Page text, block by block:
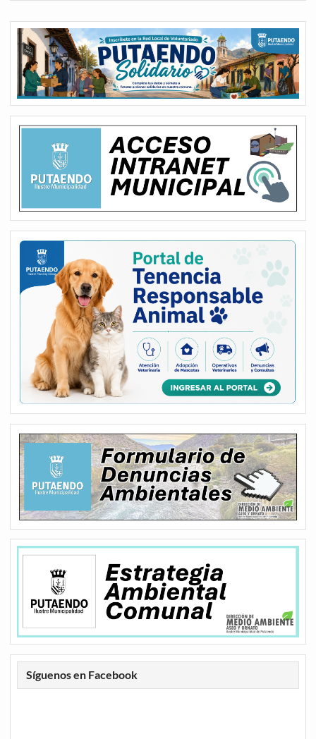
Síguenos en Facebook